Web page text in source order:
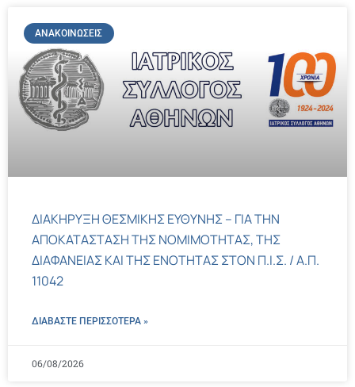
ΑΝΑΚΟΙΝΏΣΕΙΣ
ΔΙΑΚΗΡΥΞΗ ΘΕΣΜΙΚΗΣ ΕΥΘΥΝΗΣ – ΓΙΑ ΤΗΝ
ΑΠΟΚΑΤΑΣΤΑΣΗ ΤΗΣ ΝΟΜΙΜΟΤΗΤΑΣ, ΤΗΣ
ΔΙΑΦΑΝΕΙΑΣ ΚΑΙ ΤΗΣ ΕΝΟΤΗΤΑΣ ΣΤΟΝ Π.Ι.Σ. / Α.Π.
11042
ΔΙΑΒΑΣΤΕ ΠΕΡΙΣΣΌΤΕΡΑ »
06/08/2026